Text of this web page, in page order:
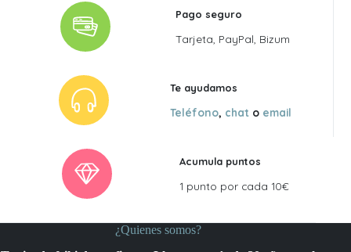
Pago seguro
Tarjeta, PayPal, Bizum
Te ayudamos
Teléfono, chat o email
Acumula puntos
1 punto por cada 10€
¿Quienes somos?